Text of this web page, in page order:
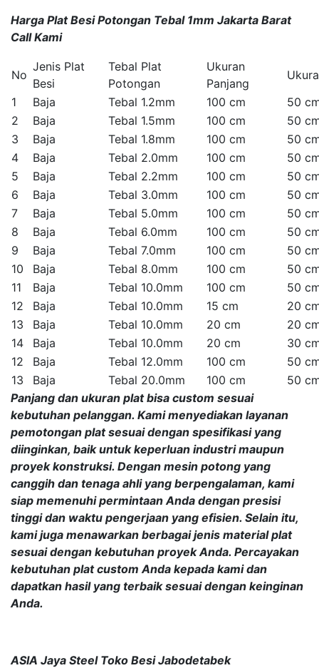
Harga Plat Besi Potongan Tebal 1mm Jakarta Barat
Call Kami
No
Jenis Plat
Besi
Tebal Plat
Potongan
Ukuran
Panjang
1
Baja Tebal 1.2mm 100 cm
50
2
Baja Tebal 1.5mm 100 cm
50
3
Baja Tebal 1.8mm 100 cm
50
4
Baja Tebal 2.0mm 100 cm
50
5
Baja Tebal 2.2mm 100 cm
50
6
Baja Tebal 3.0mm 100 cm
50
7
Baja Tebal 5.0mm 100 cm
50
8
Baja Tebal 6.0mm 100 cm
50
9
Baja Tebal 7.0mm 100 cm
50
10
Baja Tebal 8.0mm 100 cm
50
11
Baja Tebal 10.0mm 100 cm
50
12
Baja Tebal 10.0mm 15 cm
20
13
Baja Tebal 10.0mm 20 cm
20
14
Baja Tebal 10.0mm 20 cm
30
12
Baja Tebal 12.0mm 100 cm
50
13
Baja Tebal 20.0mm 100 cm
50
Panjang dan ukuran plat bisa custom sesuai
kebutuhan pelanggan. Kami menyediakan layanan
pemotongan plat sesuai dengan spesifikasi yang
diinginkan, baik untuk keperluan industri maupun
proyek konstruksi. Dengan mesin potong yang
canggih dan tenaga ahli yang berpengalaman, kami
siap memenuhi permintaan Anda dengan presisi
tinggi dan waktu pengerjaan yang efisien. Selain itu,
kami juga menawarkan berbagai jenis material plat
sesuai dengan kebutuhan proyek Anda. Percayakan
kebutuhan plat custom Anda kepada kami dan
dapatkan hasil yang terbaik sesuai dengan keinginan
Anda.
ASIA Jaya Steel Toko Besi Jabodetabek